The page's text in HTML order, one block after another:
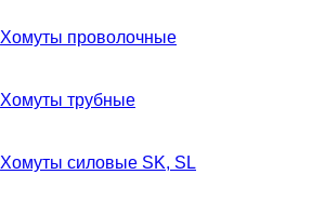
Хомуты проволочные
Хомуты трубные
Хомуты силовые SK, SL